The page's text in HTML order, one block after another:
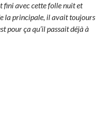
fini avec cette folle nuit et
la principale, il avait toujours
pour ça qu’il passait déjà à